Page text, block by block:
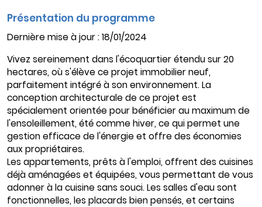
Présentation du programme
Dernière mise à jour : 18/01/2024
Vivez sereinement dans l'écoquartier étendu sur 20
hectares, où s'élève ce projet immobilier neuf,
parfaitement intégré à son environnement. La
conception architecturale de ce projet est
spécialement orientée pour bénéficier au maximum de
l'ensoleillement, été comme hiver, ce qui permet une
gestion efficace de l'énergie et offre des économies
aux propriétaires.
Les appartements, prêts à l'emploi, offrent des cuisines
déjà aménagées et équipées, vous permettant de vous
adonner à la cuisine sans souci. Les salles d'eau sont
fonctionnelles, les placards bien pensés, et certains